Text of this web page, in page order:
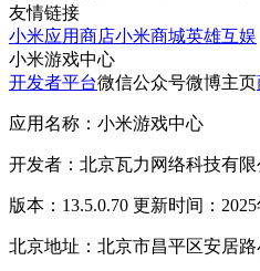
友情链接
小米应用商店小米商城英雄互娱
小米游戏中心
开发者平台微信公众号微博主页
应用名称：小米游戏中心
开发者：北京瓦力网络科技有限
版本：13.5.0.70 更新时间：2025
北京地址：北京市昌平区安居